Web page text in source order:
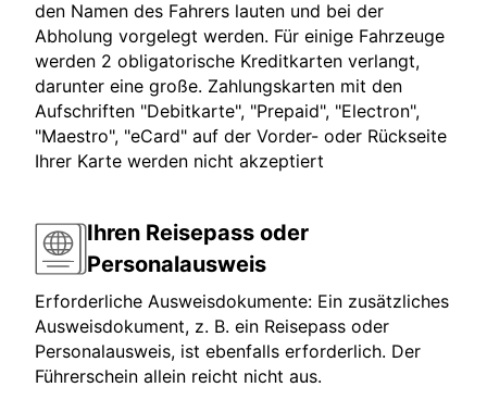
den Namen des Fahrers lauten und bei der
Abholung vorgelegt werden. Für einige Fahrzeuge
werden 2 obligatorische Kreditkarten verlangt,
darunter eine große. Zahlungskarten mit den
Aufschriften "Debitkarte", "Prepaid", "Electron",
"Maestro", "eCard" auf der Vorder- oder Rückseite
Ihrer Karte werden nicht akzeptiert
Ihren Reisepass oder
Personalausweis
Erforderliche Ausweisdokumente: Ein zusätzliches
Ausweisdokument, z. B. ein Reisepass oder
Personalausweis, ist ebenfalls erforderlich. Der
Führerschein allein reicht nicht aus.